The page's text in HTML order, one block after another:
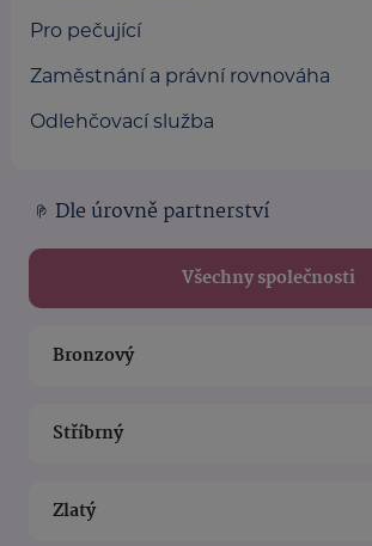
Pro pečující
Zaměstnání a právní rovnováha
Odlehčovací služba
Dle úrovně partnerství
Všechny společnosti
Bronzový
Stříbrný
Zlatý